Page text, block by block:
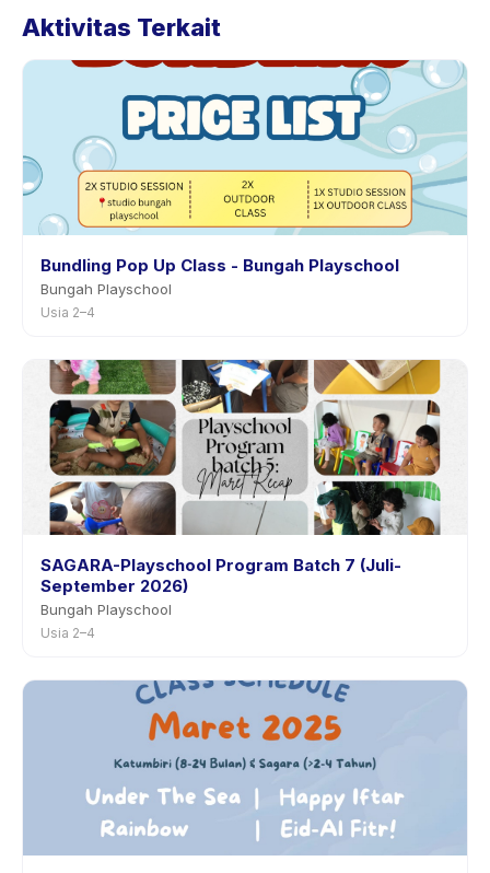
aktivitas di aplikasi. Kebanyakan penyedia mengizinkan
sebelumnya.
Aktivitas Terkait
Bundling Pop Up Class - Bungah Playschool
Bungah Playschool
Usia 2–4
SAGARA-Playschool Program Batch 7 (Juli-
September 2026)
Bungah Playschool
Usia 2–4